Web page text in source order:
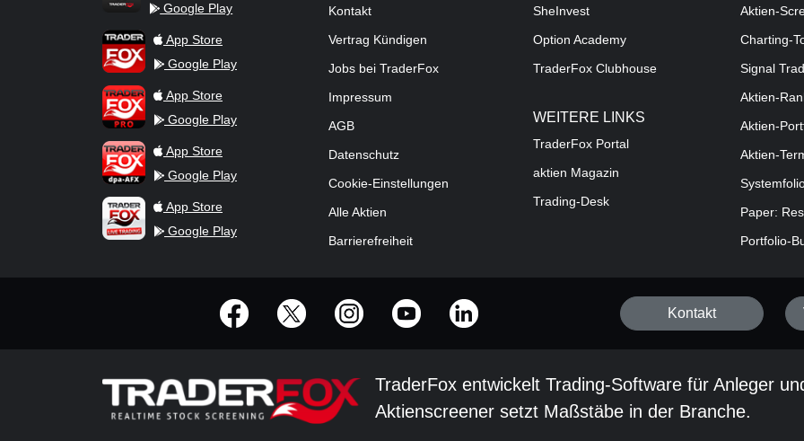
TraderFox Flash
Google Play
TraderFox AppApp Store
Google Play
TraderFox ProApp Store
Google Play
TraderFox dpa-AFX ProFeed
App Store
Google Play
TraderFox Live Trading
App Store
Google Play
Kontakt
Vertrag Kündigen
Jobs bei TraderFox
Impressum
AGB
Datenschutz
Cookie-Einstellungen
Alle Aktien
Barrierefreiheit
SheInvest
Option Academy
TraderFox Clubhouse
WEITERE LINKS
TraderFox Portal
aktien Magazin
Trading-Desk
Aktien-
Charting-
Signal
Aktien-
Aktien-
Aktien-
Paper:
Portfolio-
offizielle Social Media-Accounts
Kontakt
TraderFox entwickelt Trading-Software für Anleger
Aktienscreener setzt Maßstäbe in der Branche.